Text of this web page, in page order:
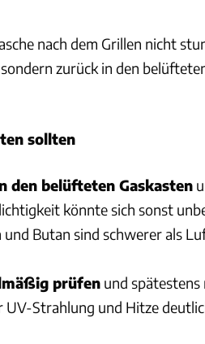
nach dem Grillen nicht
zurück in den
sollten
den belüfteten Gaskasten
könnte sich sonst
und Butan sind schwerer als
prüfen und spätestens
UV-Strahlung und Hitze